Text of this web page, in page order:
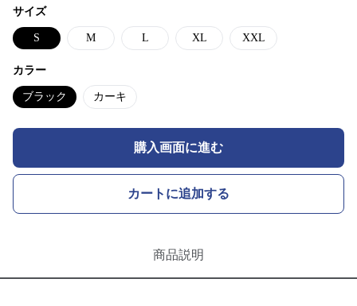
サイズ
S M L XL XXL
カラー
ブラック カーキ
購入画面に進む
カートに追加する
商品説明